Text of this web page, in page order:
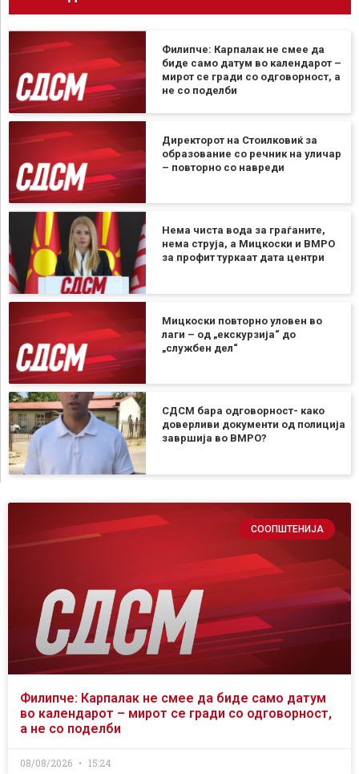
Филипче: Карпалак не смее да
биде само датум во календарот –
мирот се гради со одговорност, а
не со поделби
Директорот на Стоилковиќ за
образование со речник на уличар
– повторно со навреди
Нема чиста вода за граѓаните,
нема струја, а Мицкоски и ВМРО
за профит туркаат дата центри
Мицкоски повторно уловен во
лаги – од „екскурзија“ до
„службен дел“
СДСМ бара одговорност- како
доверливи документи од полиција
завршија во ВМРО?
СООПШТЕНИЈА
Филипче: Карпалак не смее да биде само датум
во календарот – мирот се гради со одговорност,
а не со поделби
08/08/2026 15:24